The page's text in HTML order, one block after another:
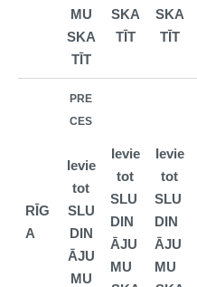
MU
SKA
TĪT
SKA
TĪT
SKA
TĪT
RĪG
A
PRE
CES
Ievie
tot
SLU
DIN
ĀJU
MU
Ievie
tot
SLU
DIN
ĀJU
MU
Ievie
tot
SLU
DIN
ĀJU
MU